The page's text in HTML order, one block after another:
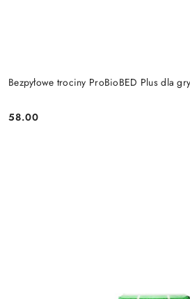
Bezpyłowe trociny ProBioBED Plus dla
Cena:
58.00